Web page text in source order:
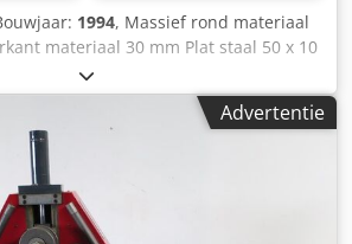
1994, Massief rond materiaal
materiaal 30 mm Plat staal 50 x 10
30 mm Werksnelheid 6,0 tpm
132 mm Totaal benodigd
Crjdpfx Aewrzr Ejbmjf Machinegewicht
ruimte ca. 0,6 x 0,8 x 1,3 m
met: - 1 set standaardrollen - 2 rollen
horizontaal of verticaal
Advertentie